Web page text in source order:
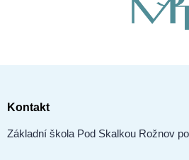
Kontakt
Základní škola Pod Skalkou Rožnov